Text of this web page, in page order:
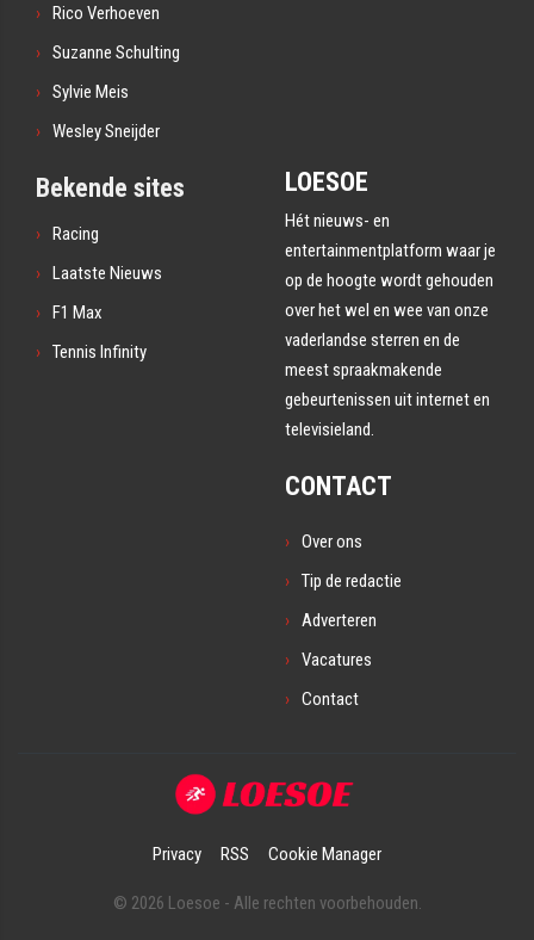
Rico Verhoeven
Suzanne Schulting
Sylvie Meis
Wesley Sneijder
Bekende sites
Racing
Laatste Nieuws
F1 Max
Tennis Infinity
LOESOE
Hét nieuws- en
entertainmentplatform waar je
op de hoogte wordt gehouden
over het wel en wee van onze
vaderlandse sterren en de
meest spraakmakende
gebeurtenissen uit internet en
televisieland.
CONTACT
Over ons
Tip de redactie
Adverteren
Vacatures
Contact
Privacy RSS Cookie Manager
© 2026 Loesoe - Alle rechten voorbehouden.